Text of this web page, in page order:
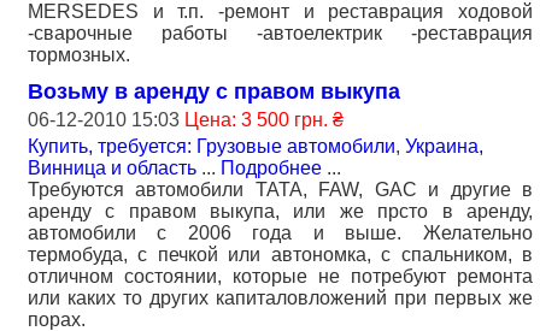
MERSEDES и т.п. -ремонт и реставрация ходовой
-сварочные работы -автоелектрик -реставрация
тормозных.
Возьму в аренду с правом выкупа
06-12-2010 15:03 Цена: 3 500 грн. ₴
Купить, требуется: Грузовые автомобили, Украина,
Винница и область ... Подробнее ...
Требуются автомобили TATA, FAW, GAC и другие в
аренду с правом выкупа, или же прсто в аренду,
автомобили с 2006 года и выше. Желательно
термобуда, с печкой или автономка, с спальником, в
отличном состоянии, которые не потребуют ремонта
или каких то других капиталовложений при первых же
порах.